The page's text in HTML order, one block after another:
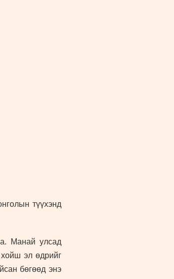
түүхэнд
Манай улсад
эл өдрийг
бөгөөд энэ